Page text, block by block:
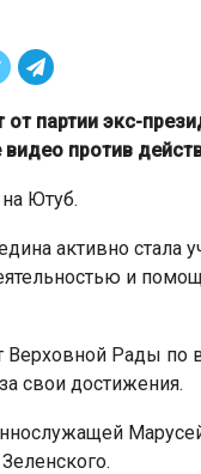
от партии экс-
видео против
Ютуб.
активно
и
Верховной Рады
свои достижения.